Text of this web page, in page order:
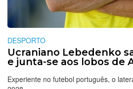
DESPORTO
Ucraniano Lebedenko
e junta-se aos lobos de
Experiente no futebol português, o